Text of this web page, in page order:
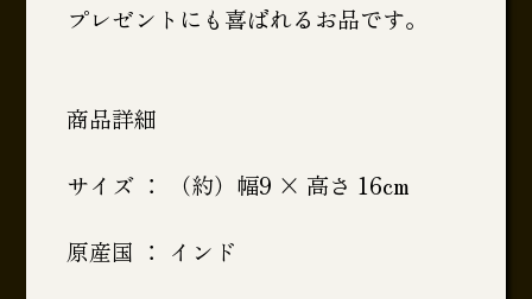
プレゼントにも喜ばれるお品です。
商品詳細
サイズ ： （約）幅9 × 高さ 16cm
原産国 ： インド